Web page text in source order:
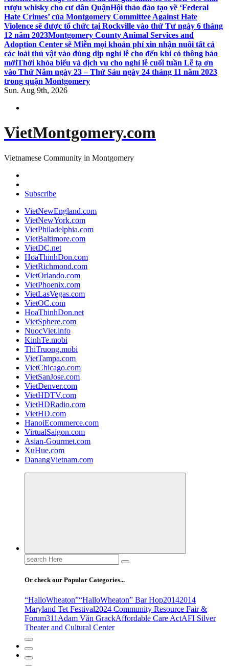
rượu whisky cho cư dân QuậnHội thảo đào tạo về ‘Federal
Hate Crimes’ của Montgomery Committee Against Hate
Violence sẽ được tổ chức tại Rockville vào thứ Tư ngày 6 tháng
12 năm 2023Montgomery County Animal Services and
Adoption Center sẽ Miễn mọi khoản phí xin nhận nuôi tất cả
các loài thú vật vào đúng dịp nghỉ lễ cho đến khi có thông báo
mớiThời khóa biểu và dịch vụ cho nghỉ lễ cuối tuần Lễ tạ ơn
vào Thứ Năm ngày 23 – Thứ Sáu ngày 24 tháng 11 năm 2023
trong quận Montgomery
Sun. Aug 9th, 2026
VietMontgomery.com
Vietnamese Community in Montgomery
Subscribe
VietNewEngland.com
VietNewYork.com
VietPhiladelphia.com
VietBaltimore.com
VietDC.net
HoaThinhDon.com
VietRichmond.com
VietOrlando.com
VietPhoenix.com
VietLasVegas.com
VietOC.com
HoaThinhDon.net
VietSphere.com
NuocViet.info
KinhTe.mobi
ThiTruong.mobi
VietTampa.com
VietChicago.com
VietSanJose.com
VietDenver.com
VietHDTV.com
VietHDRadio.com
VietHD.com
HanoiEcommerce.com
VirtualSaigon.com
Asian-Gourmet.com
XuHue.com
DanangVietnam.com
Search
for:
Or check our Popular Categories...
“HalloWheaton”“HalloWheaton” Bar Hop20142014
Maryland Tet Festival2024 Community Resource Fair &
Forum311 Adam Văn GrackAffordable Care ActAFI Silver
Theater and Cultural Center